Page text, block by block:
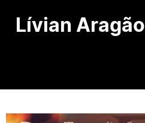
Lívian Aragão